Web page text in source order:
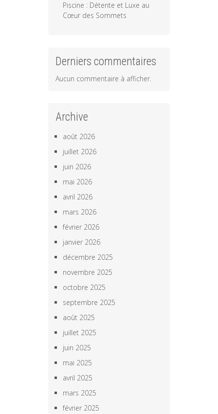
Piscine : Détente et Luxe au
Cœur des Sommets
Derniers commentaires
Aucun commentaire à afficher.
Archive
août 2026
juillet 2026
juin 2026
mai 2026
avril 2026
mars 2026
février 2026
janvier 2026
décembre 2025
novembre 2025
octobre 2025
septembre 2025
août 2025
juillet 2025
juin 2025
mai 2025
avril 2025
mars 2025
février 2025